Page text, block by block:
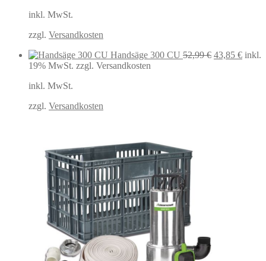
inkl. MwSt.
zzgl. Versandkosten
Handsäge 300 CU 52,99€ 43,85 € inkl.
19% MwSt. zzgl. Versandkosten
inkl. MwSt.
zzgl. Versandkosten